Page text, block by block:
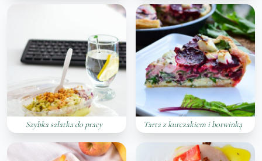
Szybka sałatka do pracy Tarta z kurczakiem i botwinką